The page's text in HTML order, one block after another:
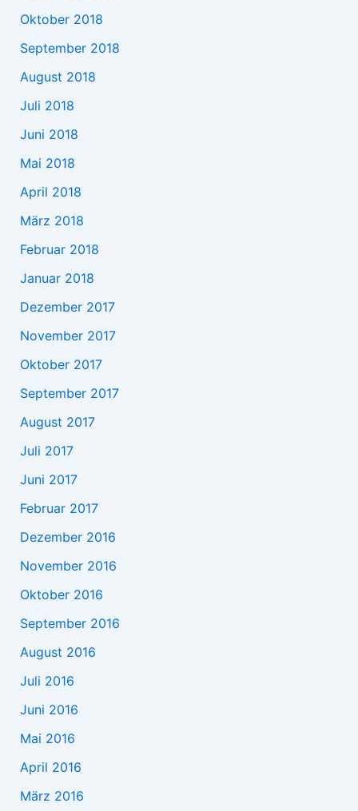
Oktober 2018
September 2018
August 2018
Juli 2018
Juni 2018
Mai 2018
April 2018
März 2018
Februar 2018
Januar 2018
Dezember 2017
November 2017
Oktober 2017
September 2017
August 2017
Juli 2017
Juni 2017
Februar 2017
Dezember 2016
November 2016
Oktober 2016
September 2016
August 2016
Juli 2016
Juni 2016
Mai 2016
April 2016
März 2016